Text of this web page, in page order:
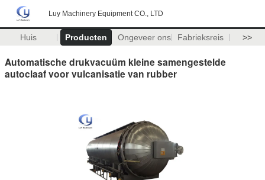
Luy Machinery Equipment CO., LTD
Huis Producten Ongeveer ons Fabrieksreis >>
Automatische drukvacuüm kleine samengestelde
autoclaaf voor vulcanisatie van rubber